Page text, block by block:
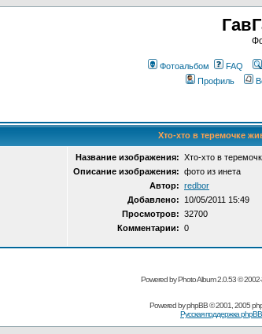
Фотоальбом FAQ
Профиль
Хто-хто в теремочке
Название изображения: Хто-хто в
Описание изображения: фото из инета
Автор: redbor
Добавлено:
10/05/2011 15:49
Просмотров: 32700
Комментарии: 0
Powered by Photo Album 2.0.53 ©
Powered byphpBB© 2001, 2005
Русская поддержка phpBB